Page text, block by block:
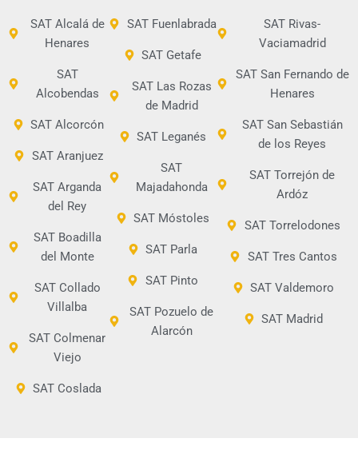
SAT Alcalá de
Henares
SAT
Alcobendas
SAT Alcorcón
SAT Aranjuez
SAT Arganda
del Rey
SAT Boadilla
del Monte
SAT Collado
Villalba
SAT Colmenar
Viejo
SAT Coslada
SAT Fuenlabrada
SAT Getafe
SAT Las Rozas
de Madrid
SAT Leganés
SAT
Majadahonda
SAT Móstoles
SAT Parla
SAT Pinto
SAT Pozuelo de
Alarcón
SAT Rivas-
Vaciamadrid
SAT San Fernando de
Henares
SAT San Sebastián
de los Reyes
SAT Torrejón de
Ardóz
SAT Torrelodones
SAT Tres Cantos
SAT Valdemoro
SAT Madrid